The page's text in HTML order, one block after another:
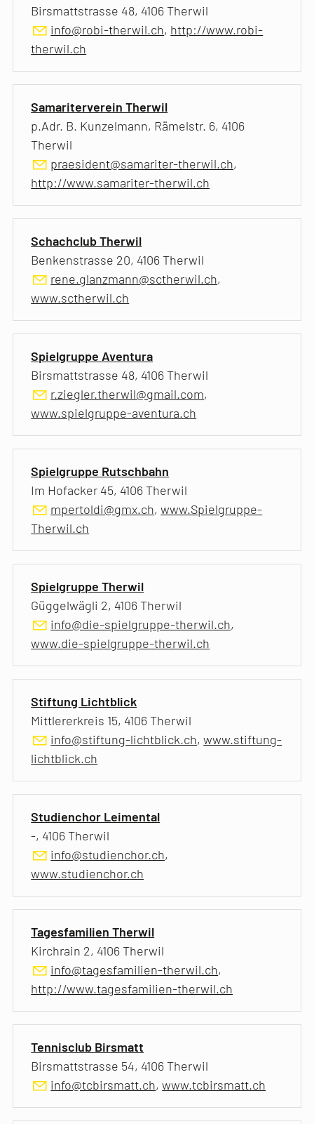
Birsmattstrasse 48, 4106 Therwil
info@robi-therwil.ch, http://www.robi-
therwil.ch
Samariterverein Therwil
p.Adr. B. Kunzelmann, Rämelstr. 6, 4106
Therwil
praesident@samariter-therwil.ch,
http://www.samariter-therwil.ch
Schachclub Therwil
Benkenstrasse 20, 4106 Therwil
rene.glanzmann@sctherwil.ch,
www.sctherwil.ch
Spielgruppe Aventura
Birsmattstrasse 48, 4106 Therwil
r.ziegler.therwil@gmail.com,
www.spielgruppe-aventura.ch
Spielgruppe Rutschbahn
Im Hofacker 45, 4106 Therwil
mpertoldi@gmx.ch,www.Spielgruppe-
Therwil.ch
Spielgruppe Therwil
Güggelwägli 2, 4106 Therwil
info@die-spielgruppe-therwil.ch,
www.die-spielgruppe-therwil.ch
Stiftung Lichtblick
Mittlererkreis 15, 4106 Therwil
info@stiftung-lichtblick.ch,www.stiftung-
lichtblick.ch
Studienchor Leimental
-, 4106 Therwil
info@studienchor.ch,
www.studienchor.ch
Tagesfamilien Therwil
Kirchrain 2, 4106 Therwil
info@tagesfamilien-therwil.ch,
http://www.tagesfamilien-therwil.ch
Tennisclub Birsmatt
Birsmattstrasse 54, 4106 Therwil
info@tcbirsmatt.ch,www.tcbirsmatt.ch